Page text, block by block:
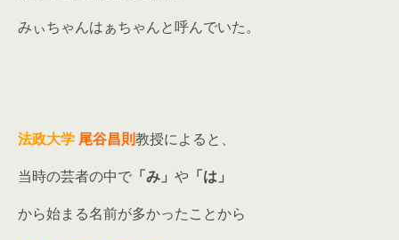
みぃちゃんはぁちゃんと呼んでいた。
法政大学 尾谷昌則教授によると、
当時の芸者の中で 「み」 や 「は」
から始まる名前が多かったことから